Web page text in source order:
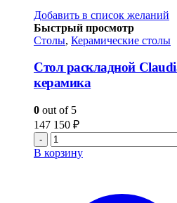
Добавить в список желаний
Быстрый просмотр
Столы, Керамические столы
Стол раскладной
керамика
0 out of 5
147 150 ₽
-
В корзину